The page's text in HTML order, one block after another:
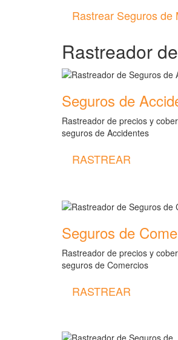
Rastrear Seguros de
Rastreador
Seguros de
Rastreador de precios y
seguros de Accidentes
RASTREAR
Seguros de
Rastreador de precios y
seguros de Comercios
RASTREAR